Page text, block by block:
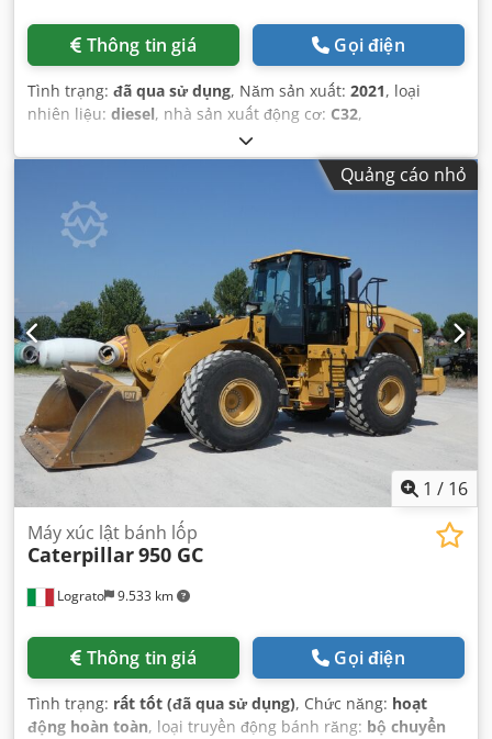
Thông tin giá Gọi điện
Tình trạng: đã qua sử dụng, Năm sản xuất: 2021, loại
nhiên liệu: diesel, nhà sản xuất động cơ: C32,
Quảng cáo nhỏ
1 / 16
Lograto 9.533 km
Máy xúc lật bánh lốp
Caterpillar950 GC
Thông tin giá Gọi điện
Tình trạng: rất tốt (đã qua sử dụng), Chức năng: hoạt
động hoàn toàn, loại truyền động bánh răng: bộ chuyển